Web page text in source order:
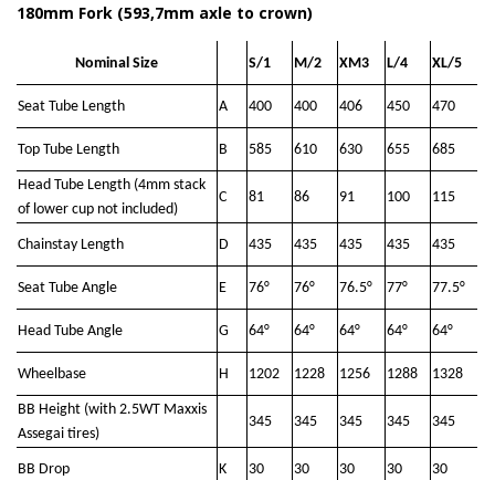
180mm Fork (593,7mm axle to crown)
Nominal Size S/1 M/2 XM3 L/4 XL/5
Seat Tube Length A 400 400 406 450 470
Top Tube Length B 585 610 630 655 685
Head Tube Length (4mm stack
of lower cup not included)
C 81 86 91 100 115
Chainstay Length D 435 435 435 435 435
Seat Tube Angle E 76° 76° 76.5° 77° 77.5°
Head Tube Angle G 64° 64° 64° 64° 64°
Wheelbase H 1202 1228 1256 1288 1328
BB Height (with 2.5WT Maxxis
Assegai tires)
345 345 345 345 345
BB Drop K 30 30 30 30 30